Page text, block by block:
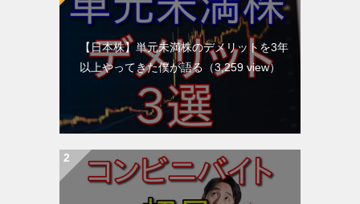
【日本株】単元未満株のデメリットを3年
以上やってきた僕が語る （3,259 view）